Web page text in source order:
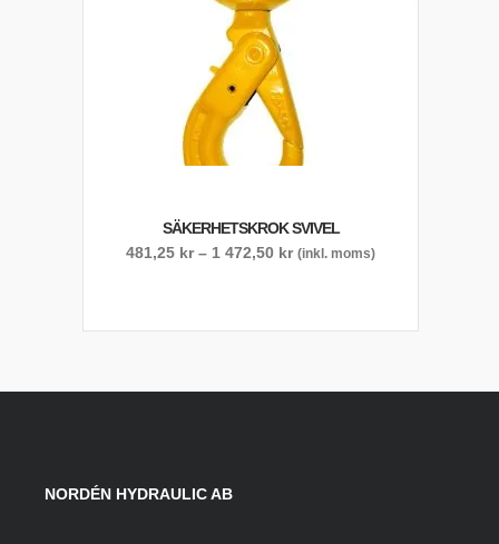
SÄKERHETSKROK SVIVEL
481,25 kr – 1 472,50 krPrisintervall:
(inkl. moms)
NORDÉN HYDRAULIC AB